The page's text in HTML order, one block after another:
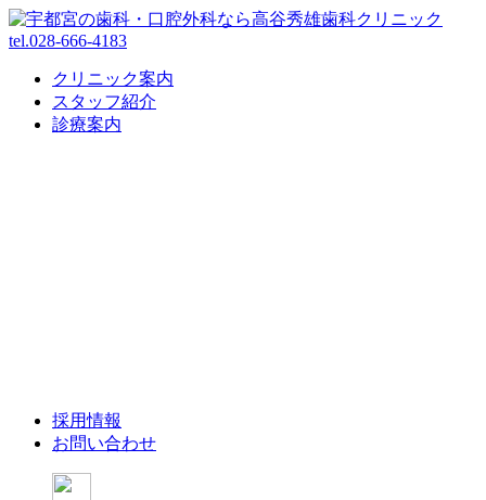
tel.028-666-4183
クリニック案内
スタッフ紹介
診療案内
採用情報
お問い合わせ